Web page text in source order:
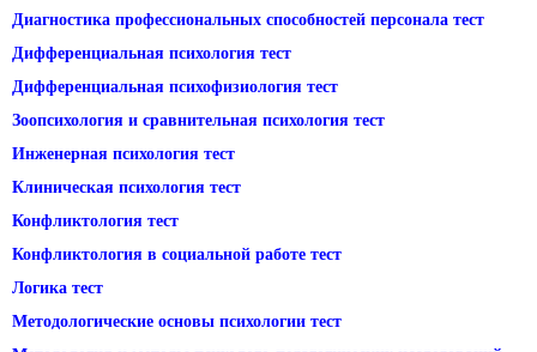
Диагностика профессиональных способностей персонала тест
Дифференциальная психология тест
Дифференциальная психофизиология тест
Зоопсихология и сравнительная психология тест
Инженерная психология тест
Клиническая психология тест
Конфликтология тест
Конфликтология в социальной работе тест
Логика тест
Методологические основы психологии тест